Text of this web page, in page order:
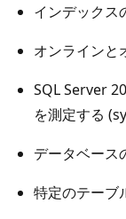
インデックス
オンラインと
SQL Server
を測定する
データベース
特定のテーブ